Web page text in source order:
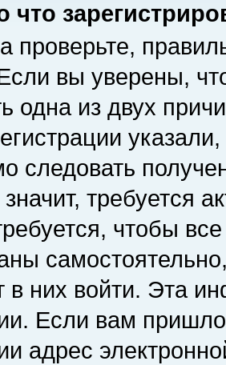
что
проверьте,
вы уверены,
одна из двух
следовать
требуется
чтобы
в них войти. Эта
Если вам
адрес